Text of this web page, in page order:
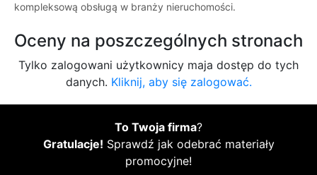
kompleksową obsługą w branży nieruchomości.
Oceny na poszczególnych stronach
Tylko zalogowani użytkownicy maja dostęp do tych
danych. Kliknij, aby się zalogować.
To Twoja firma?
Gratulacje! Sprawdź jak odebrać materiały
promocyjne!